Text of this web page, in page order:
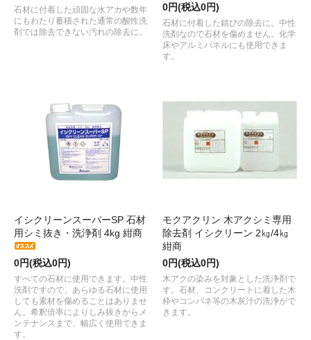
石材に付着した頑固な水アカや数年
にもわたり蓄積された通常の酸性洗
剤では除去できない汚れの除去に。
0円(税込0円)
石材に付着した錆びの除去に。中性
洗剤なので石材を傷めません。化学
床やアルミパネルにも使用できま
す。
イシクリーンスーパーSP 石材
用シミ抜き・洗浄剤 4kg 紺商
0円(税込0円)
すべての石材に使用できます。中性
洗剤ですので、あらゆる石材に使用
しても素材を傷めることはありませ
ん。希釈倍率によりしみ抜きからメ
ンテナンスまで、幅広く使用できま
す。
モクアクリン 木アクシミ専用
除去剤 イシクリーン 2㎏/4㎏
紺商
0円(税込0円)
木アクの染みを対象とした洗浄剤で
す。石材、コンクリートに着した木
枠やコンパネ等の木灰汁の洗浄がで
きます。